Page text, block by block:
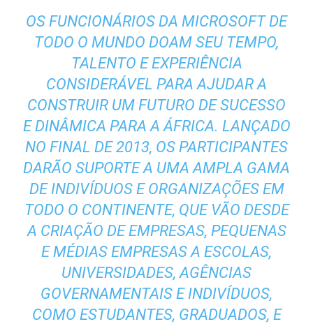
OS FUNCIONÁRIOS DA MICROSOFT DE
TODO O MUNDO DOAM SEU TEMPO,
TALENTO E EXPERIÊNCIA
CONSIDERÁVEL PARA AJUDAR A
CONSTRUIR UM FUTURO DE SUCESSO
E DINÂMICA PARA A ÁFRICA. LANÇADO
NO FINAL DE 2013, OS PARTICIPANTES
DARÃO SUPORTE A UMA AMPLA GAMA
DE INDIVÍDUOS E ORGANIZAÇÕES EM
TODO O CONTINENTE, QUE VÃO DESDE
A CRIAÇÃO DE EMPRESAS, PEQUENAS
E MÉDIAS EMPRESAS A ESCOLAS,
UNIVERSIDADES, AGÊNCIAS
GOVERNAMENTAIS E INDIVÍDUOS,
COMO ESTUDANTES, GRADUADOS, E